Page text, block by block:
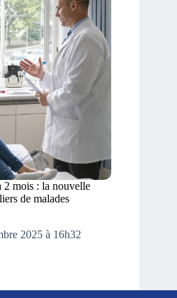
2 mois : la nouvelle
de malades
2025 à 16h32